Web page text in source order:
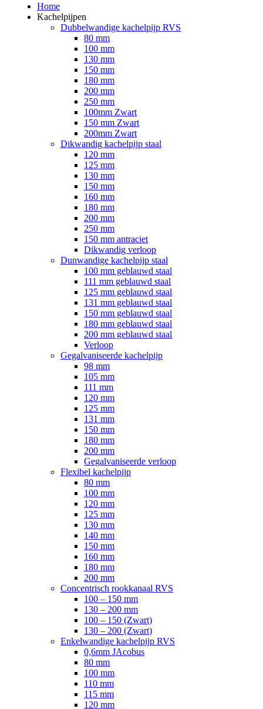
Home
Kachelpijpen
Dubbelwandige kachelpijp RVS
80 mm
100 mm
130 mm
150 mm
180 mm
200 mm
250 mm
100mm Zwart
150 mm Zwart
200mm Zwart
Dikwandig kachelpijp staal
120 mm
125 mm
130 mm
150 mm
160 mm
180 mm
200 mm
250 mm
150 mm antraciet
Dikwandig verloop
Dunwandige kachelpijp staal
100 mm geblauwd staal
111 mm geblauwd staal
125 mm geblauwd staal
131 mm geblauwd staal
150 mm geblauwd staal
180 mm geblauwd staal
200 mm geblauwd staal
Verloop
Gegalvaniseerde kachelpijp
98 mm
105 mm
111 mm
120 mm
125 mm
131 mm
150 mm
180 mm
200 mm
Gegalvaniseerde verloop
Flexibel kachelpijp
80 mm
100 mm
120 mm
125 mm
130 mm
140 mm
150 mm
160 mm
180 mm
200 mm
Concentrisch rookkanaal RVS
100 – 150 mm
130 – 200 mm
100 – 150 (Zwart)
130 – 200 (Zwart)
Enkelwandige kachelpijp RVS
0,6mm JAcobus
80 mm
100 mm
110 mm
115 mm
120 mm